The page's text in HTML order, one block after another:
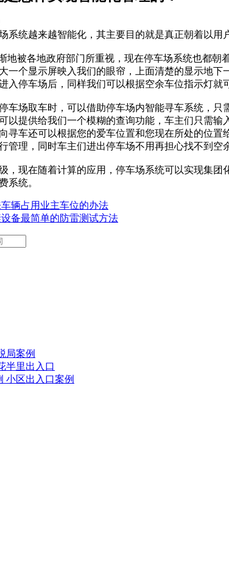
系统越来越智能化，其主要目的就是真正朝着以
地被各地政府部门所重视，现在停车场系统也都
一个显示屏映入我们的眼帘，上面清楚的显示地
入停车场后，同样我们可以根据空余车位指示灯就
车场取车时，可以借助停车场内智能寻车系统，
以提供给我们一个模糊的查询功能，车主们只需
寻车还可以根据您的爱车位置和您现在所处的位
管理，同时车主们进出停车场不用再担心找不到空
，现在随着计算的应用，停车场系统可以实现集
系统。
辆占用业主车位的办法
备最简单的防雷测试方法
局案例
半里出入口
小区出入口案例